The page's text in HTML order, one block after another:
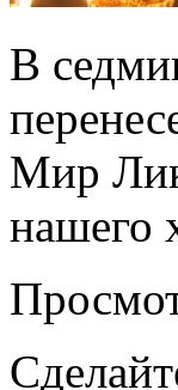
В
Мир
нашего